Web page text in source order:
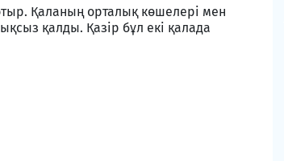
Қаланың орталық көшелері мен
қалды. Қазір бұл екі қалада